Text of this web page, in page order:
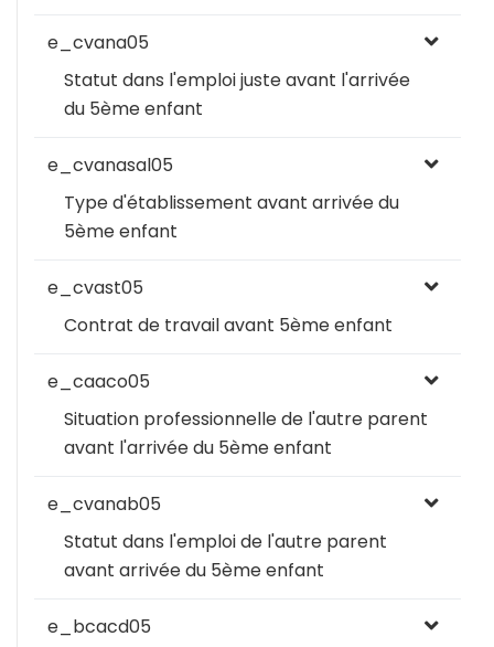
e_cvana05
Statut dans l'emploi juste avant l'arrivée
du 5ème enfant
e_cvanasal05
Type d'établissement avant arrivée du
5ème enfant
e_cvast05
Contrat de travail avant 5ème enfant
e_caaco05
Situation professionnelle de l'autre parent
avant l'arrivée du 5ème enfant
e_cvanab05
Statut dans l'emploi de l'autre parent
avant arrivée du 5ème enfant
e_bcacd05